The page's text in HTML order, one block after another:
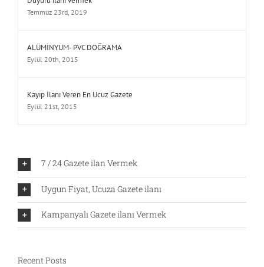
Temmuz 23rd, 2019
ALÜMİNYUM- PVC DOĞRAMA
Eylül 20th, 2015
Kayıp İlanı Veren En Ucuz Gazete
Eylül 21st, 2015
7 / 24 Gazete ilan Vermek
Uygun Fiyat, Ucuza Gazete ilanı
Kampanyalı Gazete ilanı Vermek
Recent Posts